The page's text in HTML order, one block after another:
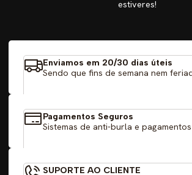
estiveres!
Enviamos em 20/30 dias úteis
Sendo que fins de semana nem
Pagamentos Seguros
Sistemas de anti-burla e
SUPORTE AO CLIENTE